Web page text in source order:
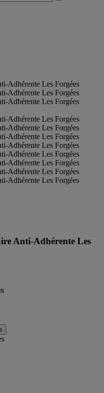
Anti-Adhérente Les